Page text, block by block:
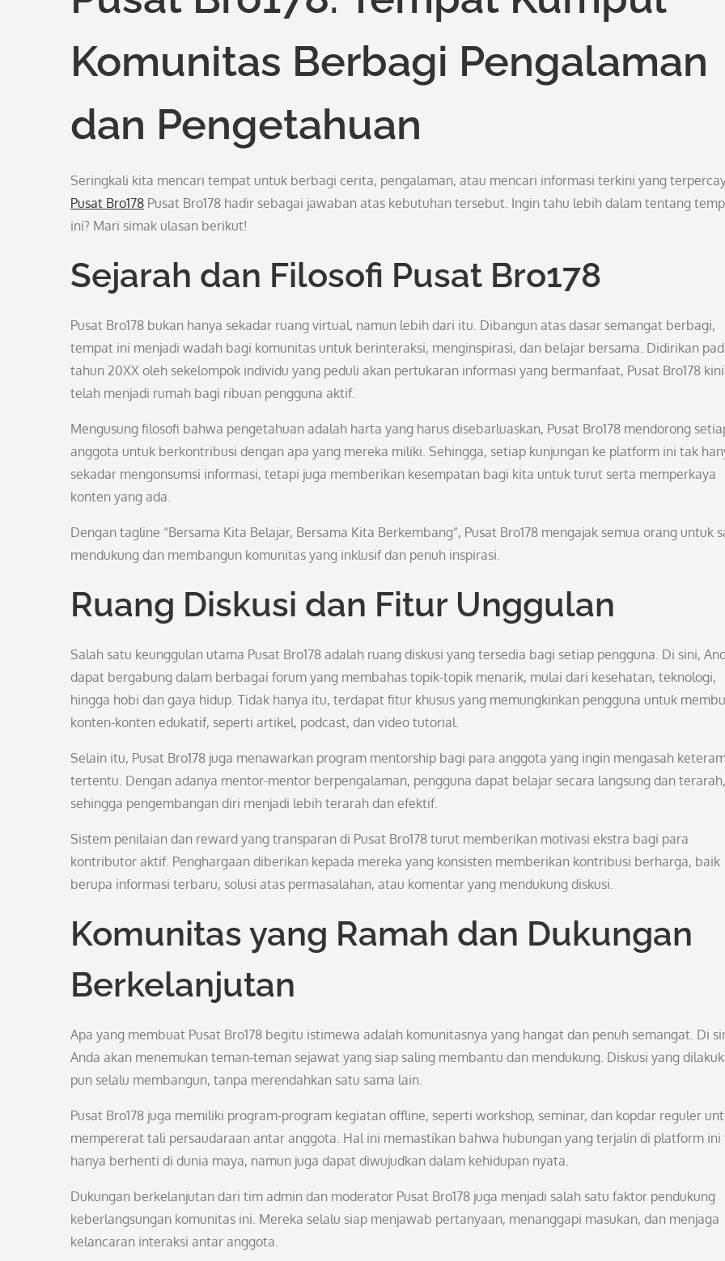
Komunitas Berbagi Pengalaman
dan Pengetahuan
Seringkali kita mencari tempat untuk berbagi cerita, pengalaman, atau mencari informasi terkini yang
Pusat Bro178 Pusat Bro178 hadir sebagai jawaban atas kebutuhan tersebut. Ingin tahu lebih dalam tentang
ini? Mari simak ulasan berikut!
Sejarah dan Filosofi Pusat Bro178
Pusat Bro178 bukan hanya sekadar ruang virtual, namun lebih dari itu. Dibangun atas dasar semangat berbagi,
tempat ini menjadi wadah bagi komunitas untuk berinteraksi, menginspirasi, dan belajar bersama. Didirikan
tahun 20XX oleh sekelompok individu yang peduli akan pertukaran informasi yang bermanfaat, Pusat Bro178 kini
telah menjadi rumah bagi ribuan pengguna aktif.
Mengusung filosofi bahwa pengetahuan adalah harta yang harus disebarluaskan, Pusat Bro178 mendorong
anggota untuk berkontribusi dengan apa yang mereka miliki. Sehingga, setiap kunjungan ke platform ini tak
sekadar mengonsumsi informasi, tetapi juga memberikan kesempatan bagi kita untuk turut serta memperkaya
konten yang ada.
Dengan tagline “Bersama Kita Belajar, Bersama Kita Berkembang”, Pusat Bro178 mengajak semua orang untuk
mendukung dan membangun komunitas yang inklusif dan penuh inspirasi.
Ruang Diskusi dan Fitur Unggulan
Salah satu keunggulan utama Pusat Bro178 adalah ruang diskusi yang tersedia bagi setiap pengguna. Di sini,
dapat bergabung dalam berbagai forum yang membahas topik-topik menarik, mulai dari kesehatan, teknologi,
hingga hobi dan gaya hidup. Tidak hanya itu, terdapat fitur khusus yang memungkinkan pengguna untuk
konten-konten edukatif, seperti artikel, podcast, dan video tutorial.
Selain itu, Pusat Bro178 juga menawarkan program mentorship bagi para anggota yang ingin mengasah
tertentu. Dengan adanya mentor-mentor berpengalaman, pengguna dapat belajar secara langsung dan terarah,
sehingga pengembangan diri menjadi lebih terarah dan efektif.
Sistem penilaian dan reward yang transparan di Pusat Bro178 turut memberikan motivasi ekstra bagi para
kontributor aktif. Penghargaan diberikan kepada mereka yang konsisten memberikan kontribusi berharga, baik
berupa informasi terbaru, solusi atas permasalahan, atau komentar yang mendukung diskusi.
Komunitas yang Ramah dan Dukungan
Berkelanjutan
Apa yang membuat Pusat Bro178 begitu istimewa adalah komunitasnya yang hangat dan penuh semangat. Di
Anda akan menemukan teman-teman sejawat yang siap saling membantu dan mendukung. Diskusi yang
pun selalu membangun, tanpa merendahkan satu sama lain.
Pusat Bro178 juga memiliki program-program kegiatan offline, seperti workshop, seminar, dan kopdar reguler
mempererat tali persaudaraan antar anggota. Hal ini memastikan bahwa hubungan yang terjalin di platform ini
hanya berhenti di dunia maya, namun juga dapat diwujudkan dalam kehidupan nyata.
Dukungan berkelanjutan dari tim admin dan moderator Pusat Bro178 juga menjadi salah satu faktor pendukung
keberlangsungan komunitas ini. Mereka selalu siap menjawab pertanyaan, menanggapi masukan, dan menjaga
kelancaran interaksi antar anggota.